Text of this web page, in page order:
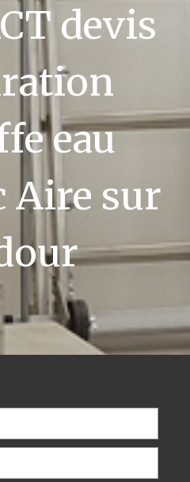
devis
eau
Aire sur